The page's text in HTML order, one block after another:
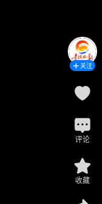
关注
评论
收藏